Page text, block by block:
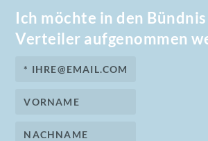
Ich möchte in den
Verteiler aufgenommen